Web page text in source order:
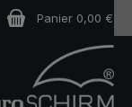
liste de souhaits
Panier 0,00 €